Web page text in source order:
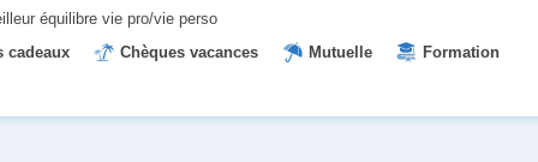
équilibre vie pro/vie perso
cadeaux
Chèques vacances Mutuelle
Formation